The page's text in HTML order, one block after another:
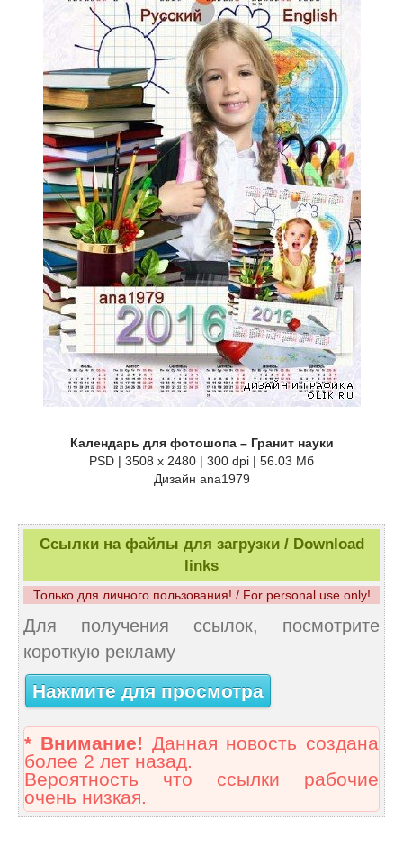
Календарь для фотошопа – Гранит науки
PSD | 3508 x 2480 | 300 dpi | 56.03 Мб
Дизайн аnа1979
Ссылки на файлы для загрузки / Download
links
Только для личного пользования! / For personal use only!
Для получения ссылок, посмотрите
короткую рекламу
Нажмите для просмотра
* Внимание! Данная новость создана
более 2 лет назад.
Вероятность что ссылки рабочие
очень низкая.